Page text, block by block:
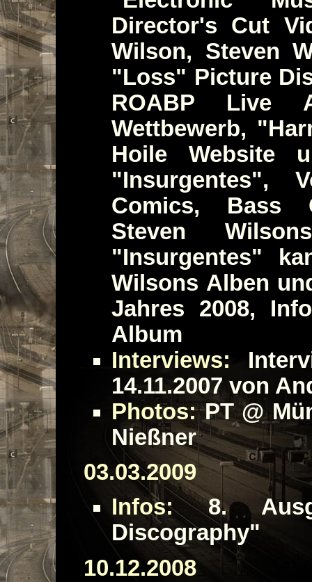
Director's Cut
Wilson, Steven
"Loss" Picture
ROABP Live
Wettbewerb,
Hoile Website
"Insurgentes",
Comics, Bass
Steven
"Insurgentes"
Wilsons Alben
Jahres 2008,
Album
Interviews:
14.11.2007 von
Photos:PT @
Nießner
03.03.2009
Infos:8.
Discography"
10.12.2008